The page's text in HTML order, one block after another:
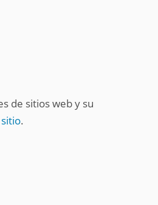
de sitios web y su
.